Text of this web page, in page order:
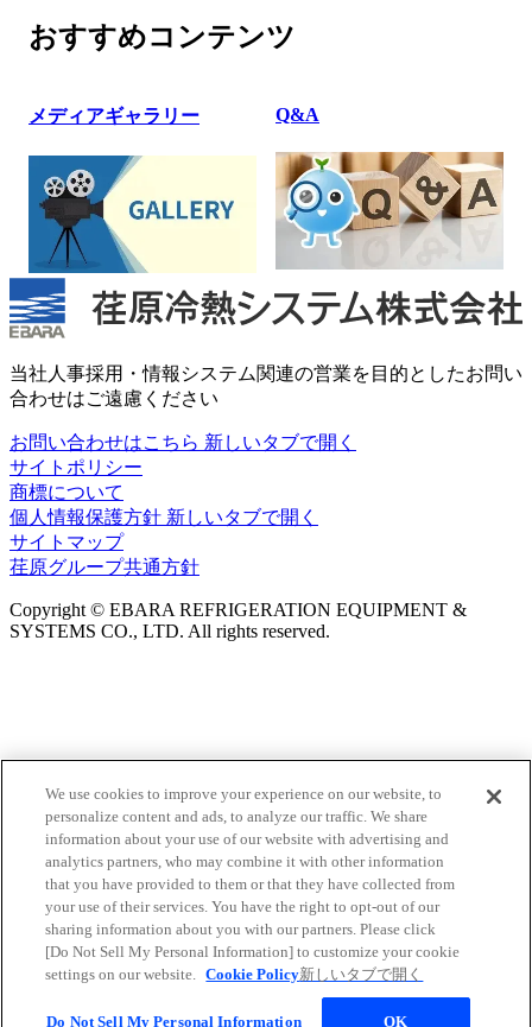
おすすめコンテンツ
メディアギャラリー Q&A
当社人事採用・情報システム関連の営業を目的としたお問い
合わせはご遠慮ください
お問い合わせはこちら 新しいタブで開く
サイトポリシー
商標について
個人情報保護方針 新しいタブで開く
サイトマップ
荏原グループ共通方針
Copyright © EBARA REFRIGERATION EQUIPMENT &
SYSTEMS CO., LTD. All rights reserved.
We use cookies to improve your experience on our website, to
personalize content and ads, to analyze our traffic. We share
information about your use of our website with advertising and
analytics partners, who may combine it with other information
that you have provided to them or that they have collected from
your use of their services. You have the right to opt-out of our
sharing information about you with our partners. Please click
[Do Not Sell My Personal Information] to customize your cookie
settings on our website. Cookie Policy新しいタブで開く
Do Not Sell My Personal Information OK